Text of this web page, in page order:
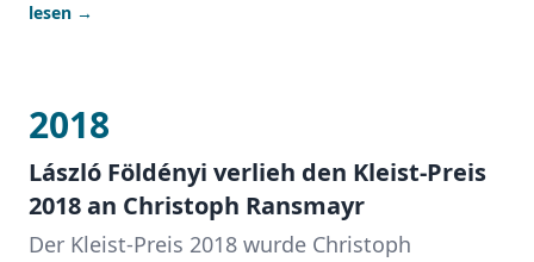
lesen →
2018
László Földényi verlieh den Kleist-Preis
2018 an Christoph Ransmayr
Der Kleist-Preis 2018 wurde Christoph